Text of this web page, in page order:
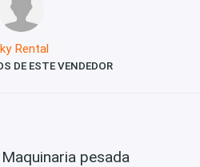
Rental
DE ESTE VENDEDOR
pesada